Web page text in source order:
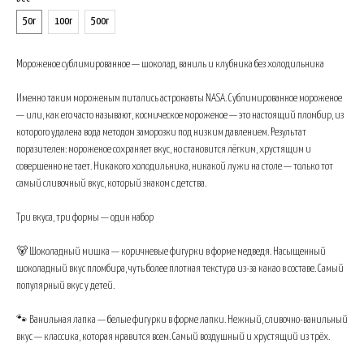
50г 100г 500г
Мороженое сублимированное — шоколад, ваниль и клубника без холодильника
Именно таким мороженым питались астронавты NASA. Сублимированное мороженое
— или, как его часто называют, космическое мороженое — это настоящий пломбир, из
которого удалена вода методом заморозки под низким давлением. Результат
поразителен: мороженое сохраняет вкус, но становится лёгким, хрустящим и
совершенно не тает. Никакого холодильника, никакой лужи на столе — только тот
самый сливочный вкус, который знаком с детства.
Три вкуса, три формы — один набор
🐻 Шоколадный мишка — коричневые фигурки в форме медведя. Насыщенный
шоколадный вкус пломбира, чуть более плотная текстура из-за какао в составе. Самый
популярный вкус у детей.
🐾 Ванильная лапка — белые фигурки в форме лапки. Нежный, сливочно-ванильный
вкус — классика, которая нравится всем. Самый воздушный и хрустящий из трёх.